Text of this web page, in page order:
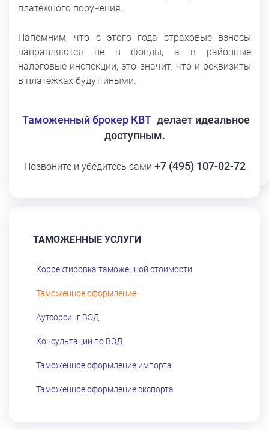
платежного поручения.
Напомним, что с этого года страховые взносы
направляются не в фонды, а в районные
налоговые инспекции, это значит, что и реквизиты
в платежках будут иными.
Таможенный брокер КВТ делает идеальное
доступным.
Позвоните и убедитесь сами +7 (495) 107-02-72
ТАМОЖЕННЫЕ УСЛУГИ
Корректировка таможенной стоимости
Таможенное оформление
Аутсорсинг ВЭД
Консультации по ВЭД
Таможенное оформление импорта
Таможенное оформление экспорта